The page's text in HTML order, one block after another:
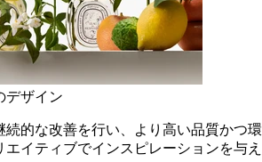
デザイン
続的な改善を行い、より高い品質かつ環
イティブでインスピレーションを与え